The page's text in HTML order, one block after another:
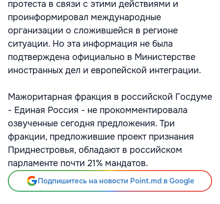
протеста в связи с этими действиями и
проинформировал международные
организации о сложившейся в регионе
ситуации. Но эта информация не была
подтверждена официально в Министерстве
иностранных дел и европейской интеграции.
Мажоритарная фракция в российской Госдуме
- Единая Россия - не прокомментировала
озвученные сегодня предложения. Три
фракции, предложившие проект признания
Приднестровья, обладают в российском
парламенте почти 21% мандатов.
Подпишитесь на новости Point.md в Google